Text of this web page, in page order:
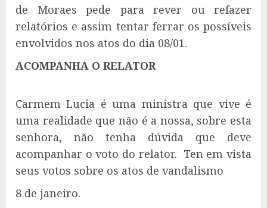
de Moraes pede para rever ou refazer
relatórios e assim tentar ferrar os possíveis
envolvidos nos atos do dia 08/01.
ACOMPANHA O RELATOR
Carmem Lucia é uma ministra que vive é
uma realidade que não é a nossa, sobre esta
senhora, não tenha dúvida que deve
acompanhar o voto do relator. Ten em vista
seus votos sobre os atos de vandalismo
8 de janeiro.